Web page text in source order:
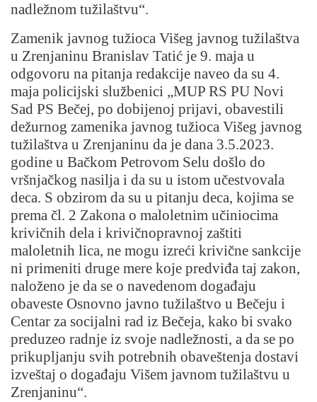
nadležnom tužilaštvu“.
Zamenik javnog tužioca Višeg javnog tužilaštva
u Zrenjaninu Branislav Tatić je 9. maja u
odgovoru na pitanja redakcije naveo da su 4.
maja policijski službenici „MUP RS PU Novi
Sad PS Bečej, po dobijenoj prijavi, obavestili
dežurnog zamenika javnog tužioca Višeg javnog
tužilaštva u Zrenjaninu da je dana 3.5.2023.
godine u Bačkom Petrovom Selu došlo do
vršnjačkog nasilja i da su u istom učestvovala
deca. S obzirom da su u pitanju deca, kojima se
prema čl. 2 Zakona o maloletnim učiniocima
krivičnih dela i krivičnopravnoj zaštiti
maloletnih lica, ne mogu izreći krivične sankcije
ni primeniti druge mere koje predviđa taj zakon,
naloženo je da se o navedenom događaju
obaveste Osnovno javno tužilaštvo u Bečeju i
Centar za socijalni rad iz Bečeja, kako bi svako
preduzeo radnje iz svoje nadležnosti, a da se po
prikupljanju svih potrebnih obaveštenja dostavi
izveštaj o događaju Višem javnom tužilaštvu u
Zrenjaninu“.